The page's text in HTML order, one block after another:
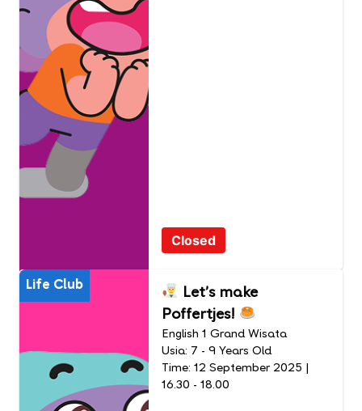
Closed
Life Club
Let's make
Poffertjes!
English 1 Grand Wisata
Usia: 7 - 9 Years Old
Time: 12 September 2025 |
16.30 - 18.00